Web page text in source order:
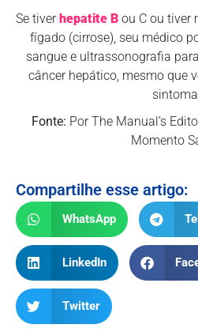
Se tiverhepatite B ou C ou tiver
fígado (cirrose), seu médico
sangue e ultrassonografia
câncer hepático, mesmo que
Fonte: Por The Manual’s
Momento
Compartilhe esse artigo:
WhatsApp
LinkedIn
Twitter